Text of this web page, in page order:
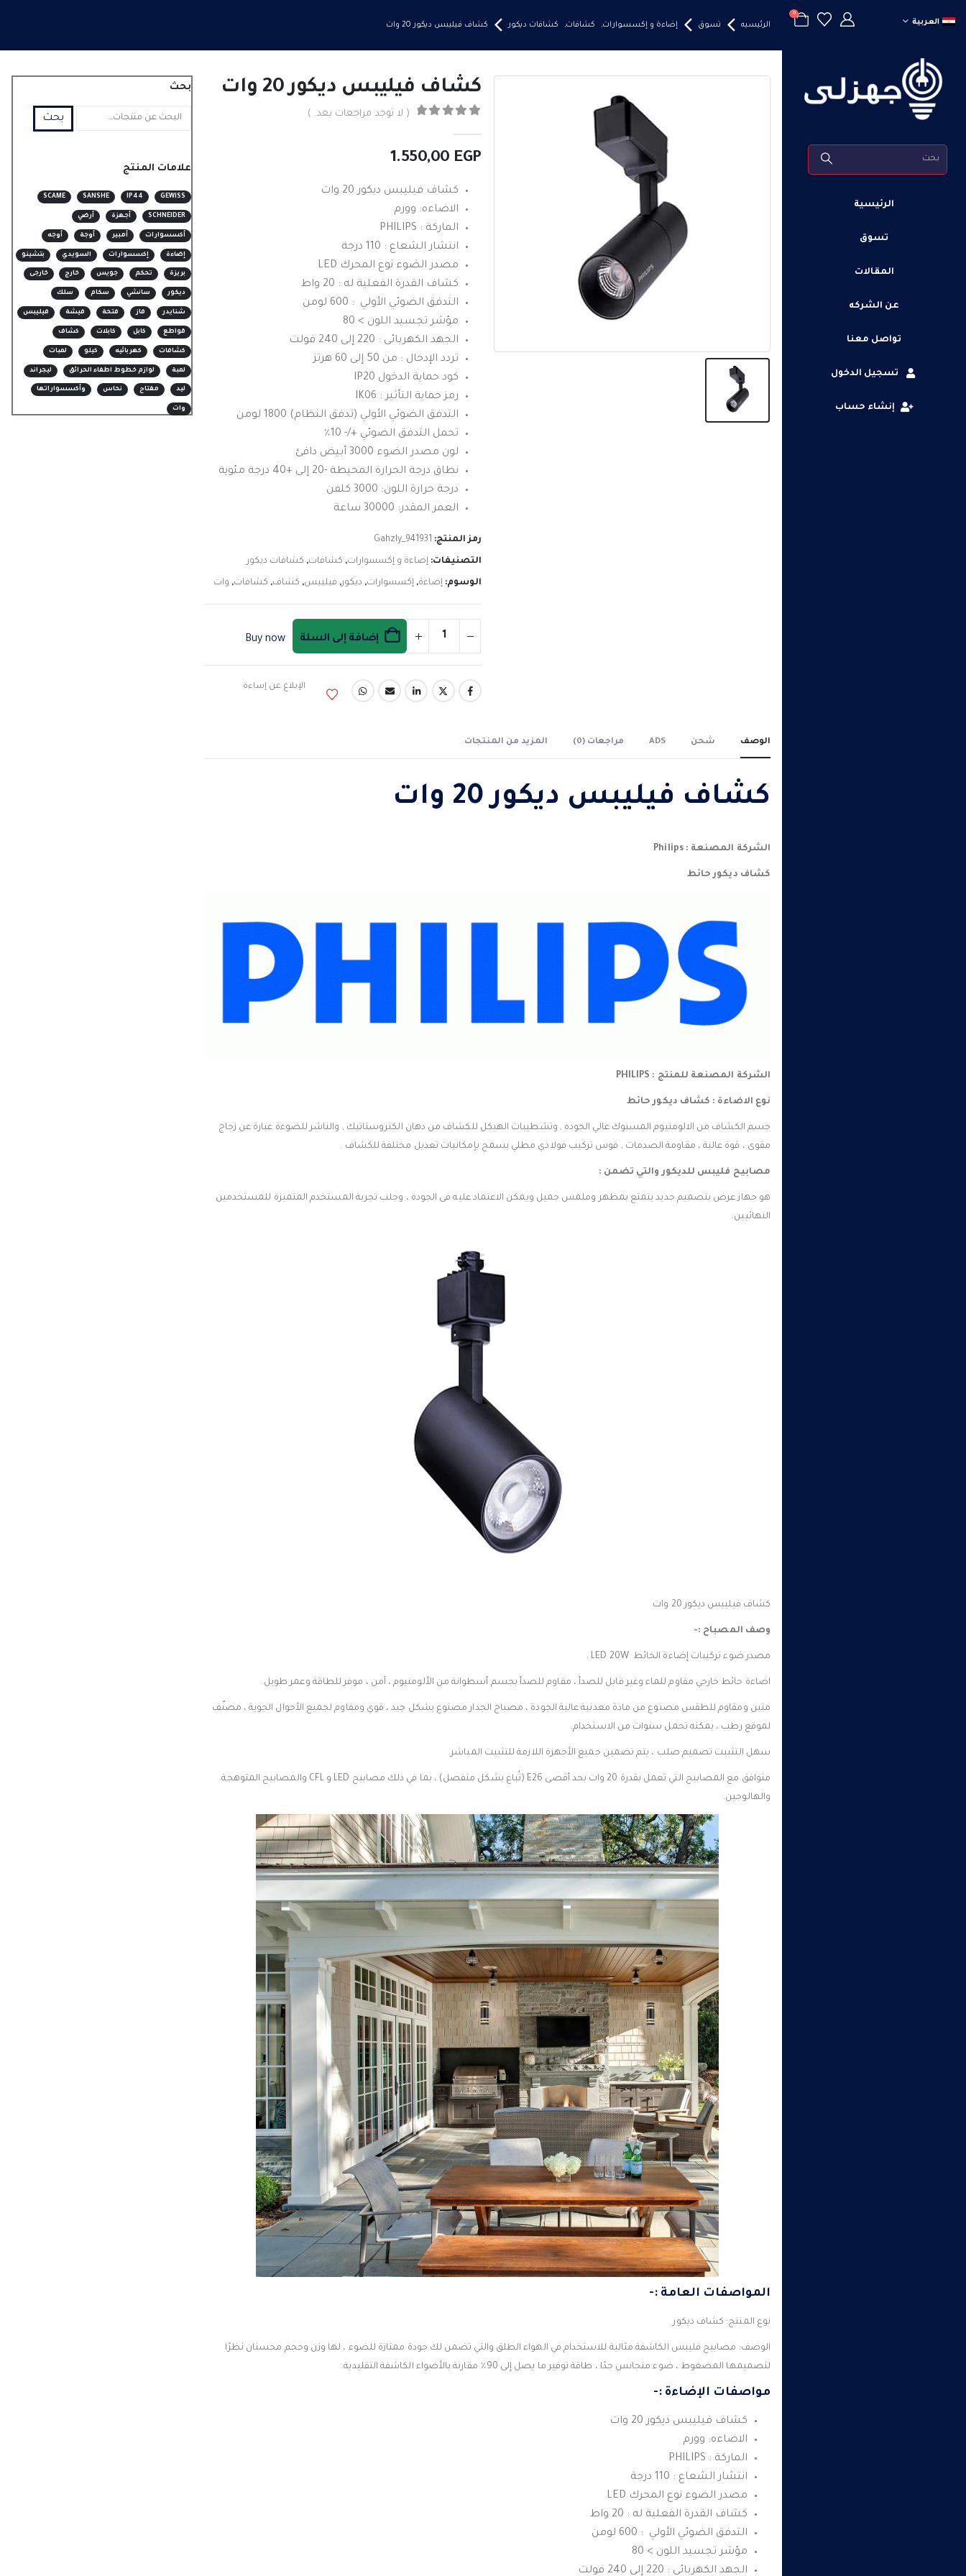
العربية
0
الرئيسية
تسوق
المقالات
عن الشركه
تواصل معنا
تسجيل الدخول
إنشاء حساب
الرئيسيه تسوق إضاءة و إكسسوارات, كشافات, كشافات ديكور كشاف فيليبس ديكور 20 وات
كشاف فيليبس ديكور 20 وات
( لا توجد مراجعات بعد. )
1.550,00 EGP
كشاف فيليبس ديكور 20 وات
الاضاءه: وورم
الماركة : PHILIPS
انتشار الشعاع : 110 درجة
مصدر الضوء نوع المحرك LED
كشاف القدرة الفعلية له : 20 واط
التدفق الضوئي الأولي : 600 لومن
مؤشر تجسيد اللون > 80
الجهد الكهربائى : 220 إلى 240 فولت
تردد الإدخال : من 50 إلى 60 هرتز
كود حماية الدخول IP20
رمز حماية التأثير : IK06
التدفق الضوئي الأولي (تدفق النظام) 1800 لومن
تحمل التدفق الضوئي +/- 10٪
لون مصدر الضوء 3000 أبيض دافئ
نطاق درجة الحرارة المحيطة -20 إلى +40 درجة مئوية
درجة حرارة اللون: 3000 كلفن
العمر المقدر: 30000 ساعة
رمز المنتج: Gahzly_941931
التصنيفات: إضاءة و إكسسوارات, كشافات, كشافات ديكور
الوسوم: إضاءة, إكسسوارات, ديكور, فيليبس, كشاف, كشافات, وات
إضافة إلى السلة Buy now
الإبلاغ عن إساءة
الوصف شحن ADS مراجعات (0) المزيد من المنتجات
كشاف فيليبس ديكور 20 وات
الشركة المصنعة : Philips
كشاف ديكور حائط
الشركة المصنعة للمنتج : PHILIPS
نوع الاضاءة : كشاف ديكور حائط
جسم الكشاف من الالومنيوم المسبوك عالي الجوده , وتشطيبات الهيكل للكشاف من دهان الكتروستاتيك , والناشر للضوءة عبارة عن زجاج
مقوى ، قوة عالية ، مقاومة الصدمات , قوس تركيب فولاذي مطلي يسمح بإمكانيات تعديل مختلفة للكشاف .
مصابيح فليبس للديكور والتي تضمن :
هو جهاز عرض بتصميم جديد يتمتع بمظهر وملمس جميل ويمكن الاعتماد عليه فى الجودة ، وجلب تجربة المستخدم المتميزة للمستخدمين
النهائيين.
كشاف فيليبس ديكور 20 وات
وصف المصباح :-
مصدر ضوء تركيبات إضاءة الحائط LED 20W .
اضاءة حائط خارجي مقاوم للماء وغير قابل للصدأ ، مقاوم للصدأ بجسم أسطوانة من الألومنيوم ، آمن ، موفر للطاقة وعمر طويل.
متين ومقاوم للطقس مصنوع من مادة معدنية عالية الجودة ، مصباح الجدار مصنوع بشكل جيد ، قوي ومقاوم لجميع الأحوال الجوية ، مصنّف
لموقع رطب ، يمكنه تحمل سنوات من الاستخدام.
سهل التثبيت تصميم صلب ، يتم تضمين جميع الأجهزة اللازمة للتثبيت المباشر.
متوافق مع المصابيح التي تعمل بقدرة 20 وات بحد أقصى E26 (تُباع بشكل منفصل) ، بما في ذلك مصابيح LED و CFL والمصابيح المتوهجة
والهالوجين.
المواصفات العامة :-
نوع المنتج: كشاف ديكور
الوصف: مصابيح فليبس الكاشفة مثالية للاستخدام في الهواء الطلق والتي تضمن لك جودة ممتازة للضوء ، لها وزن وحجم محسنان نظرًا
لتصميمها المضغوط ، ضوء متجانس جدًا ، طاقة توفير ما يصل إلى 90٪ مقارنة بالأضواء الكاشفة التقليدية.
مواصفات الإضاءة :-
كشاف فيليبس ديكور 20 وات
الاضاءه: وورم
الماركة : PHILIPS
انتشار الشعاع : 110 درجة
مصدر الضوء نوع المحرك LED
كشاف القدرة الفعلية له : 20 واط
التدفق الضوئي الأولي : 600 لومن
مؤشر تجسيد اللون > 80
الجهد الكهربائى : 220 إلى 240 فولت
بحث
بحث
علامات المنتج
GEWISS
IP44
SANSHE
SCAME
SCHNEIDER أجهزة أرضي
أكسسوارات أمبير أوجة أوجه
إضاءة إكسسوارات السويدي بتشينو
بريزة تحكم جويس خارج خارجى
ديكور سانشي سكام سلك
شنايدر فاز فتحة فيشة فيليبس
قواطع كابل كابلات كشاف
كشافات كهربائيه كيلو لمبات
لمبة لوازم خطوط اطفاء الحرائق ليجراند
ليد مفتاح نحاس وأكسسواراتها
وات